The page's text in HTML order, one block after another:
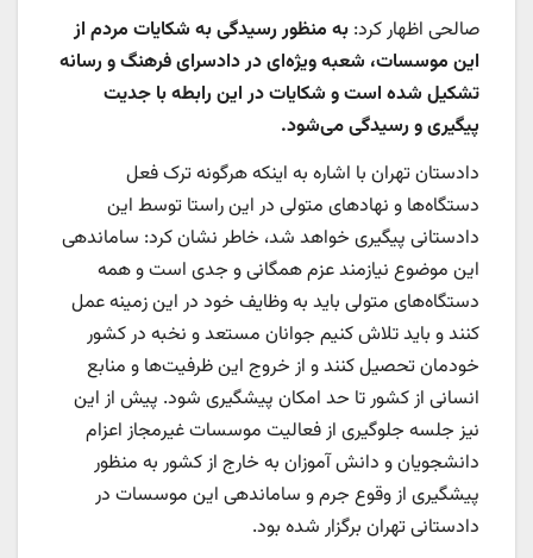
صالحی اظهار کرد: به منظور رسیدگی به شکایات مردم از
این موسسات، شعبه ویژه‌ای در دادسرای فرهنگ و رسانه
تشکیل شده است و شکایات در این رابطه با جدیت
پیگیری و رسیدگی می‌شود.
دادستان تهران با اشاره به اینکه هرگونه ترک فعل
دستگاه‌ها و نهادهای متولی در این راستا توسط این
دادستانی پیگیری خواهد شد، خاطر نشان کرد: ساماندهی
این موضوع نیازمند عزم همگانی و جدی است و همه
دستگاه‌های متولی باید به وظایف خود در این زمینه عمل
کنند و باید تلاش کنیم جوانان مستعد و نخبه در کشور
خودمان تحصیل کنند و از خروج این ظرفیت‌ها و منابع
انسانی از کشور تا حد امکان پیشگیری شود. پیش از این
نیز جلسه جلوگیری از فعالیت موسسات غیرمجاز اعزام
دانشجویان و دانش آموزان به خارج از کشور به منظور
پیشگیری از وقوع جرم و ساماندهی این موسسات در
دادستانی تهران برگزار شده بود.